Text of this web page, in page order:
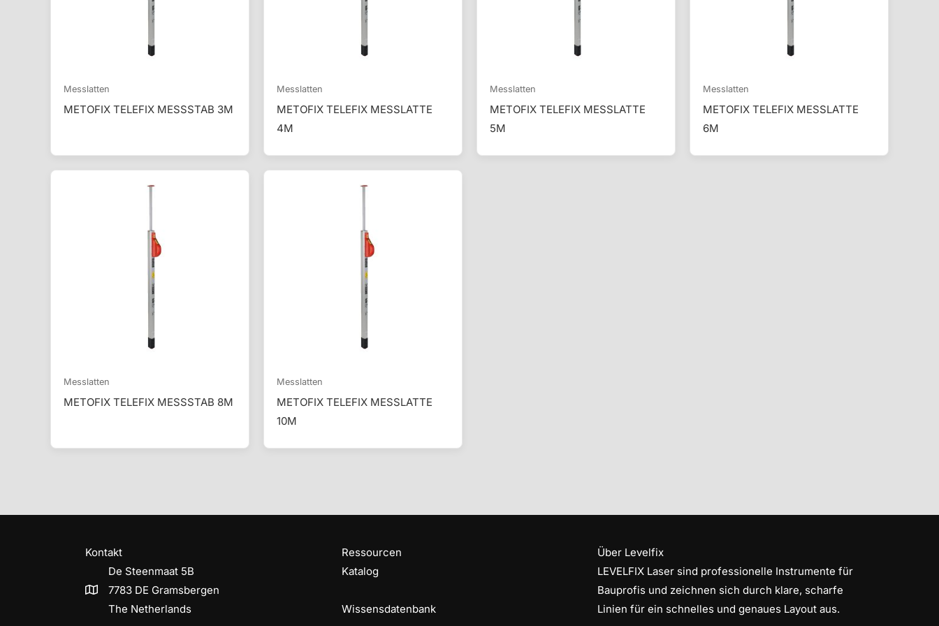
Messlatten
METOFIX TELEFIX MESSSTAB 3M
Messlatten
METOFIX TELEFIX MESSLATTE
4M
Messlatten
METOFIX TELEFIX MESSLATTE
5M
Messlatten
METOFIX TELEFIX MESSLATTE
6M
Messlatten
METOFIX TELEFIX MESSSTAB 8M
Messlatten
METOFIX TELEFIX MESSLATTE
10M
Kontakt
De Steenmaat 5B
7783 DE Gramsbergen
The Netherlands
Ressourcen
Katalog
Wissensdatenbank
Über Levelfix
LEVELFIX Laser sind professionelle Instrumente für
Bauprofis und zeichnen sich durch klare, scharfe
Linien für ein schnelles und genaues Layout aus.